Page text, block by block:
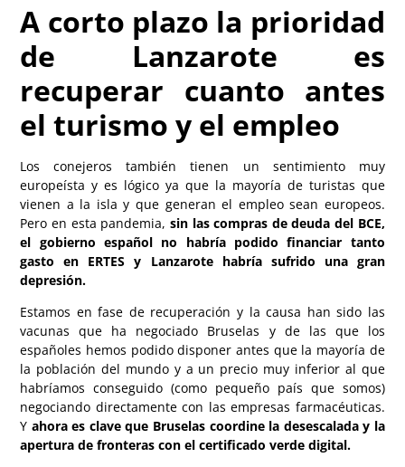
A corto plazo la prioridad
de Lanzarote es
recuperar cuanto antes
el turismo y el empleo
Los conejeros también tienen un sentimiento muy
europeísta y es lógico ya que la mayoría de turistas que
vienen a la isla y que generan el empleo sean europeos.
Pero en esta pandemia, sin las compras de deuda del BCE,
el gobierno español no habría podido financiar tanto
gasto en ERTES y Lanzarote habría sufrido una gran
depresión.
Estamos en fase de recuperación y la causa han sido las
vacunas que ha negociado Bruselas y de las que los
españoles hemos podido disponer antes que la mayoría de
la población del mundo y a un precio muy inferior al que
habríamos conseguido (como pequeño país que somos)
negociando directamente con las empresas farmacéuticas.
Y ahora es clave que Bruselas coordine la desescalada y la
apertura de fronteras con el certificado verde digital.